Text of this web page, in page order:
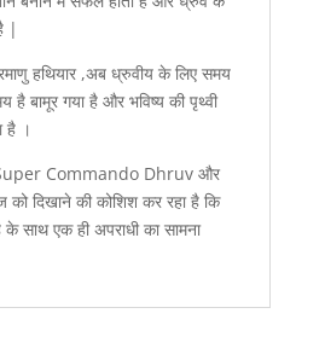
|
हथियार ,अब ध्रुवीय के लिए समय
है बामूर गया है और भविष्य की पृथ्वी
है ।
Commando Dhruv और
को दिखाने की कोशिश कर रहा है कि
साथ एक ही अपराधी का सामना